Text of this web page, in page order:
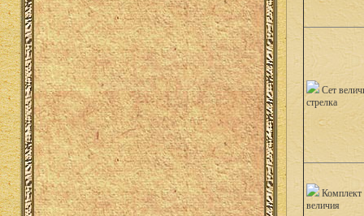
Сет
стрелка
Комплект
величия